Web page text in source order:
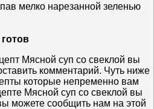
мелко нарезанной зеленью
Мясной суп со свеклой вы
комментарий. Чуть ниже
которые непременно вам
Мясной суп со свеклой вы
можете сообщить нам на этой